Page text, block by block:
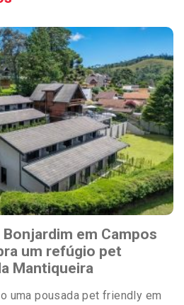
em Campos
um refúgio pet
Mantiqueira
uma pousada pet friendly em